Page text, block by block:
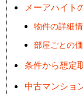
メーアハイト
物件の詳細
部屋ごとの
条件から想定
中古マンショ